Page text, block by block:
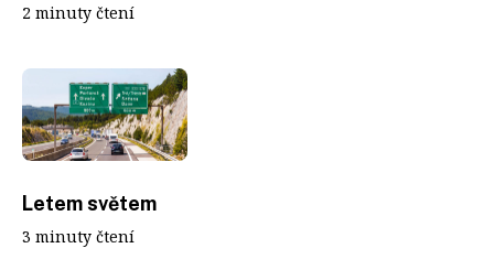
2 minuty čtení
Letem světem
3 minuty čtení